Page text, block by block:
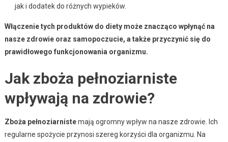
jak i dodatek do różnych wypieków.
Włączenie tych produktów do diety może znacząco wpłynąć na
nasze zdrowie oraz samopoczucie, a także przyczynić się do
prawidłowego funkcjonowania organizmu.
Jak zboża pełnoziarniste
wpływają na zdrowie?
Zboża pełnoziarnistemają ogromny wpływ na nasze zdrowie. Ich
regularne spożycie przynosi szereg korzyści dla organizmu. Na